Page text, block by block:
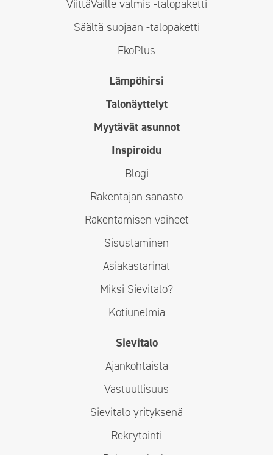
ViittäVaille valmis -talopaketti
Säältä suojaan -talopaketti
EkoPlus
Lämpöhirsi
Talonäyttelyt
Myytävät asunnot
Inspiroidu
Blogi
Rakentajan sanasto
Rakentamisen vaiheet
Sisustaminen
Asiakastarinat
Miksi Sievitalo?
Kotiunelmia
Sievitalo
Ajankohtaista
Vastuullisuus
Sievitalo yrityksenä
Rekrytointi